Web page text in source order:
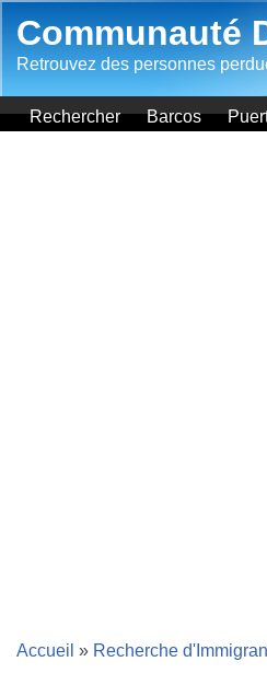
Communauté
Retrouvez des personnes
Rechercher Barcos
Accueil » Recherche